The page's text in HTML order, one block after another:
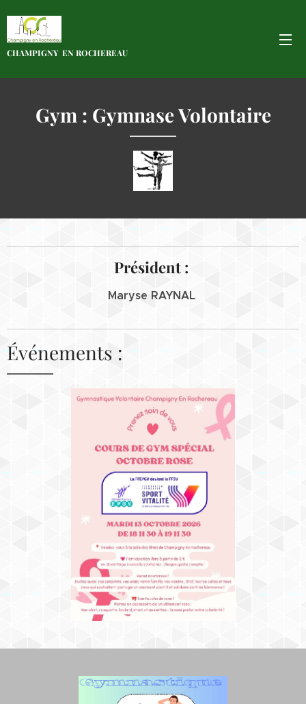
CHAMPIGNY EN ROCHEREAU
Gym : Gymnase Volontaire
Président :
Maryse RAYNAL
Événements :